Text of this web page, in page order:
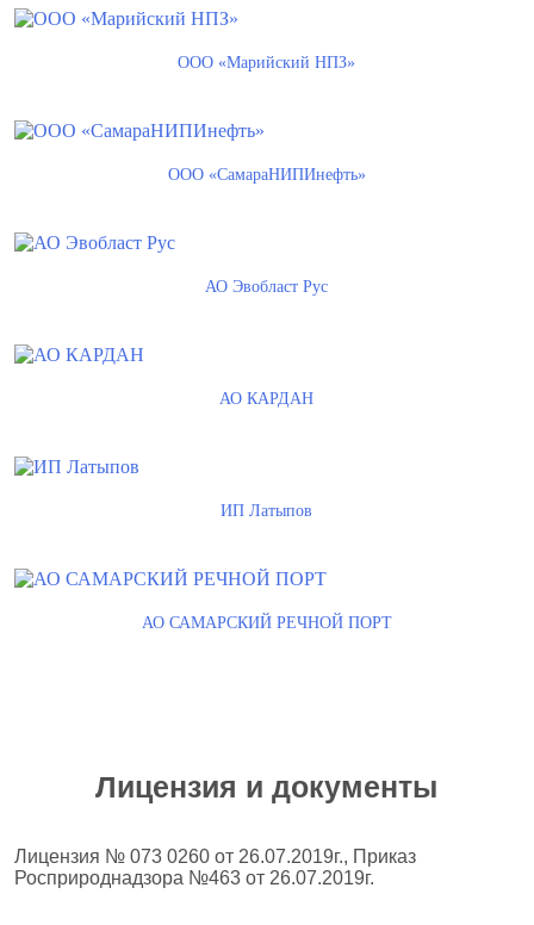
ООО «Марийский НПЗ»
ООО «СамараНИПИнефть»
АО Эвобласт Рус
АО КАРДАН
ИП Латыпов
АО САМАРСКИЙ РЕЧНОЙ ПОРТ
Лицензия и документы
Лицензия № 073 0260 от 26.07.2019г., Приказ
Росприроднадзора №463 от 26.07.2019г.